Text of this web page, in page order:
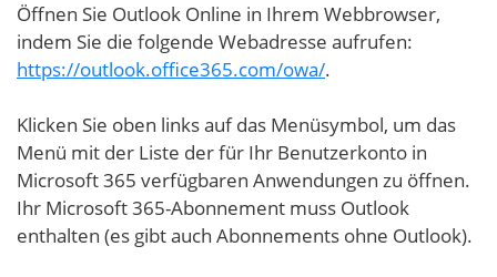
Öffnen Sie Outlook Online in Ihrem Webbrowser,
indem Sie die folgende Webadresse aufrufen:
https://outlook.office365.com/owa/.
Klicken Sie oben links auf das Menüsymbol, um das
Menü mit der Liste der für Ihr Benutzerkonto in
Microsoft 365 verfügbaren Anwendungen zu öffnen.
Ihr Microsoft 365-Abonnement muss Outlook
enthalten (es gibt auch Abonnements ohne Outlook).